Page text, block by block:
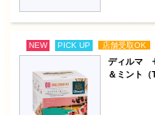
NEW PICK UP 店舗受取OK
ディルマ
＆ミント